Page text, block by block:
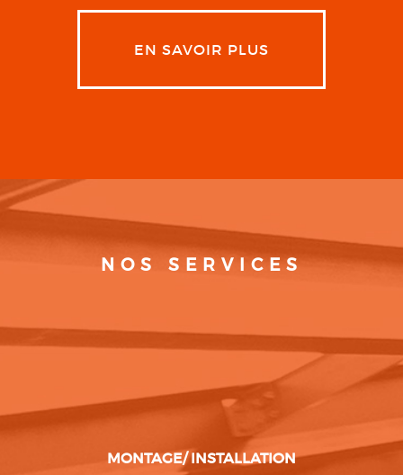
EN SAVOIR PLUS
NOS SERVICES
MONTAGE/ INSTALLATION